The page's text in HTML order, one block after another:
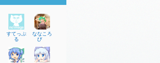
すてっぷ
る
ななころ
び